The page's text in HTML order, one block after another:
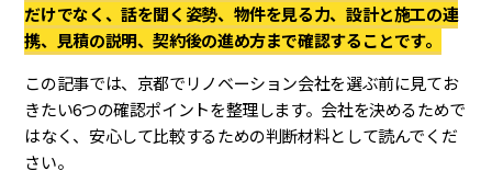
だけでなく、話を聞く姿勢、物件を見る力、設計と施工の連
携、見積の説明、契約後の進め方まで確認することです。
この記事では、京都でリノベーション会社を選ぶ前に見てお
きたい6つの確認ポイントを整理します。会社を決めるためで
はなく、安心して比較するための判断材料として読んでくだ
さい。